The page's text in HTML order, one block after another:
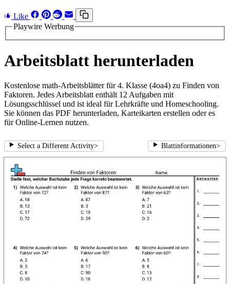
Like
Playwire Werbung
Arbeitsblatt herunterladen
Kostenlose math-Arbeitsblätter für 4. Klasse (4oa4) zu Finden von
Faktoren. Jedes Arbeitsblatt enthält 12 Aufgaben mit
Lösungsschlüssel und ist ideal für Lehrkräfte und Homeschooling.
Sie können das PDF herunterladen, Karteikarten erstellen oder es
für Online-Lernen nutzen.
Select a Different Activity> Blattinformationen>